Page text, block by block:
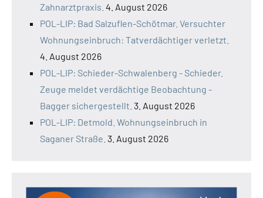
Zahnarztpraxis. 4. August 2026
POL-LIP: Bad Salzuflen-Schötmar. Versuchter
Wohnungseinbruch: Tatverdächtiger verletzt.
4. August 2026
POL-LIP: Schieder-Schwalenberg - Schieder.
Zeuge meldet verdächtige Beobachtung -
Bagger sichergestellt. 3. August 2026
POL-LIP: Detmold. Wohnungseinbruch in
Saganer Straße. 3. August 2026